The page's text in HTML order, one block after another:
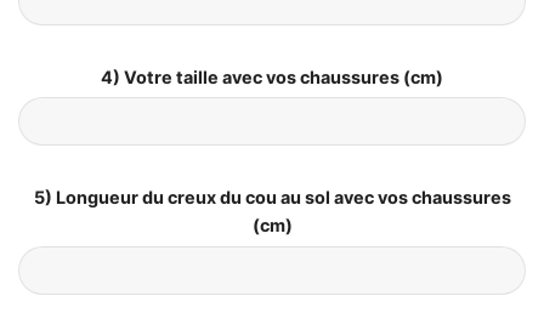
4) Votre taille avec vos chaussures (cm)
5) Longueur du creux du cou au sol avec vos chaussures
(cm)